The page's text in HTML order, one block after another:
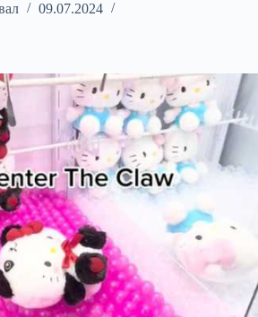
09.07.2024